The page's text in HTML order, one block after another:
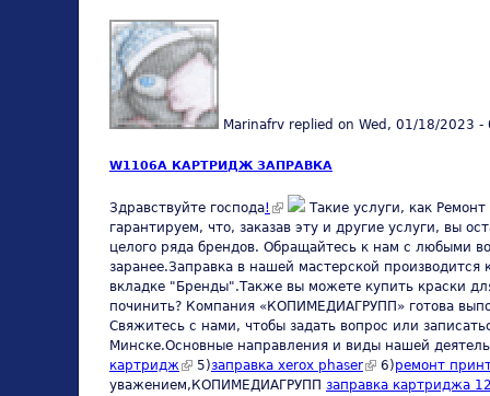
Marinafrv replied on Wed, 01/18/2023 -
W1106A КАРТРИДЖ ЗАПРАВКА
Здравствуйте господа! (link is external)
Такие услуги, как
гарантируем, что, заказав эту и другие услуги, вы
целого ряда брендов. Обращайтесь к нам с любыми
заранее.Заправка в нашей мастерской
вкладке "Бренды".Также вы можете купить краски
починить? Компания «КОПИМЕДИАГРУПП» готова
Свяжитесь с нами, чтобы задать вопрос или
Минске.Основные направления и виды нашей
картридж(link is external)
5)заправка xerox phaser(link is external)
6)ремонт
уважением,КОПИМЕДИАГРУПП заправка картриджа